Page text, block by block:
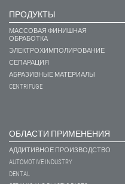
ПРОДУКТЫ
МАССОВАЯ ФИНИШНАЯ
ОБРАБОТКА
ЭЛЕКТРОХИМПОЛИРОВАНИЕ
СЕПАРАЦИЯ
АБРАЗИВНЫЕ МАТЕРИАЛЫ
CENTRIFUGE
ОБЛАСТИ ПРИМЕНЕНИЯ
АДДИТИВНОЕ ПРОИЗВОДСТВО
AUTOMOTIVE INDUSTRY
DENTAL